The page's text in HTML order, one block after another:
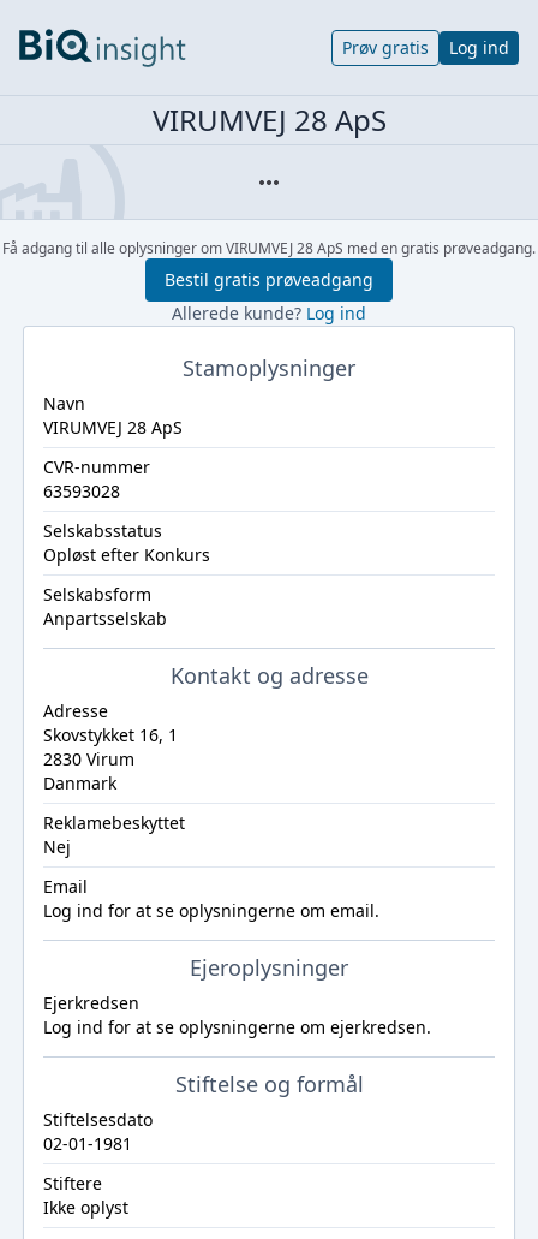
Prøv gratis Log ind
VIRUMVEJ 28 ApS
Få adgang til alle oplysninger om VIRUMVEJ 28 ApS med en gratis prøveadgang.
Bestil gratis prøveadgang
Allerede kunde? Log ind
Stamoplysninger
Navn
VIRUMVEJ 28 ApS
CVR-nummer
63593028
Selskabsstatus
Opløst efter Konkurs
Selskabsform
Anpartsselskab
Kontakt og adresse
Adresse
Skovstykket 16, 1
2830 Virum
Danmark
Reklamebeskyttet
Nej
Email
Log ind for at se oplysningerne om email.
Ejeroplysninger
Ejerkredsen
Log ind for at se oplysningerne om ejerkredsen.
Stiftelse og formål
Stiftelsesdato
02-01-1981
Stiftere
Ikke oplyst